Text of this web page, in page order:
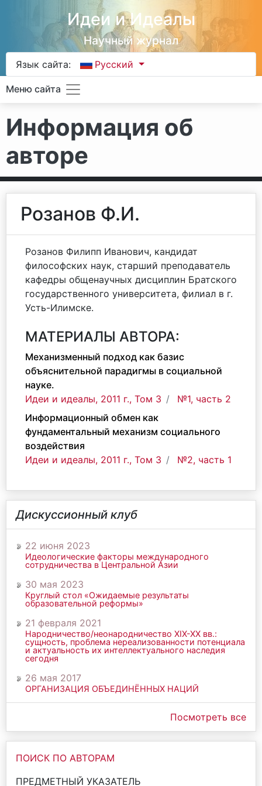
Идеи и Идеалы
Научный журнал
Язык сайта: Русский
Меню сайта
Информация об
авторе
Розанов Ф.И.
Розанов Филипп Иванович, кандидат
философских наук, старший преподаватель
кафедры общенаучных дисциплин Братского
государственного университета, филиал в г.
Усть-Илимске.
МАТЕРИАЛЫ АВТОРА:
Механизменный подход как базис
объяснительной парадигмы в социальной
науке.
Идеи и идеалы, 2011 г., Том 3
№1, часть 2
Информационный обмен как
фундаментальный механизм социального
воздействия
Идеи и идеалы, 2011 г., Том 3
№2, часть 1
Дискуссионный клуб
22 июня 2023
Идеологические факторы международного
сотрудничества в Центральной Азии
30 мая 2023
Круглый стол «Ожидаемые результаты
образовательной реформы»
21 февраля 2021
Народничество/неонародничество ХIХ-ХХ вв.:
сущность, проблема нереализованности потенциала
и актуальность их интеллектуального наследия
сегодня
26 мая 2017
ОРГАНИЗАЦИЯ ОБЪЕДИНЁННЫХ НАЦИЙ
Посмотреть все
ПОИСК ПО АВТОРАМ
ПРЕДМЕТНЫЙ УКАЗАТЕЛЬ